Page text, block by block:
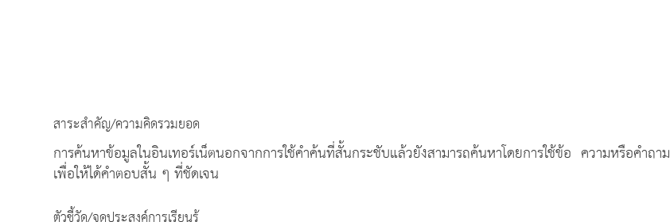
สาระสำคัญ/ความคิดรวมยอด
การค้นหาข้อมูลในอินเทอร์เน็ตนอกจากการใช้คำค้นที่สั้นกระชับแล้วยังสามารถค้นหาโดยการใช้ข้อ ความหรือคำถาม
เพื่อให้ได้คำตอบสั้น ๆ ที่ชัดเจน